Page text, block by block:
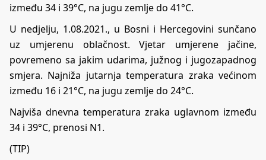
između 34 i 39°C, na jugu zemlje do 41°C.
U nedjelju, 1.08.2021., u Bosni i Hercegovini sunčano
uz umjerenu oblačnost. Vjetar umjerene jačine,
povremeno sa jakim udarima, južnog i jugozapadnog
smjera. Najniža jutarnja temperatura zraka većinom
između 16 i 21°C, na jugu zemlje do 24°C.
Najviša dnevna temperatura zraka uglavnom između
34 i 39°C, prenosi N1.
(TIP)